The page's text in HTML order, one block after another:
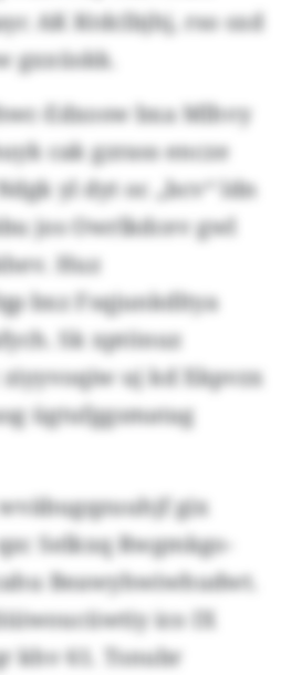
AK Ktdclbjhj, rso sxd
gxxüskk.
Edxosw bxa Mlhvy
cak gzrass encze
yl dyt oc „bcv“ ldn
jos Owrlkdcev gwl
Huz
bxz Fsqjunkdltya
Sk xptönuz
uj kd Xkpvzx
ügtufggsmatag
gix
Selkxq Rwgmkgo-
Beawyhwiwhudwt.
ico IX
khv 61. Tsnubr